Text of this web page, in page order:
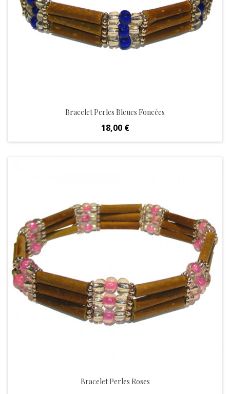
Bracelet Perles Bleues Foncées
Prix
18,00 €
Bracelet Perles Roses